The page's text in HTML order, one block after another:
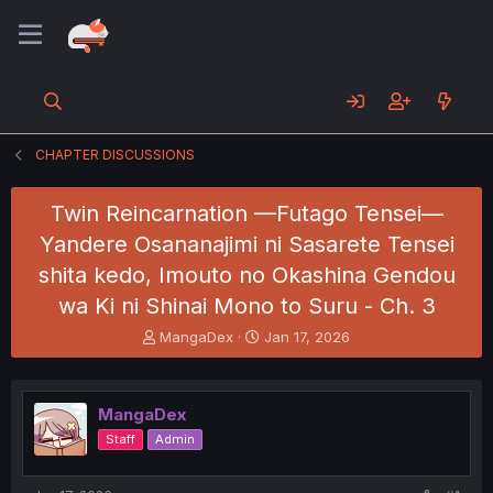
CHAPTER DISCUSSIONS
Twin Reincarnation —Futago Tensei—
Yandere Osananajimi ni Sasarete Tensei
shita kedo, Imouto no Okashina Gendou
wa Ki ni Shinai Mono to Suru - Ch. 3
T
h
e
a
d
s
t
MangaDex
S
t
r
t
Jan 17, 2026
MangaDex
Staff Admin